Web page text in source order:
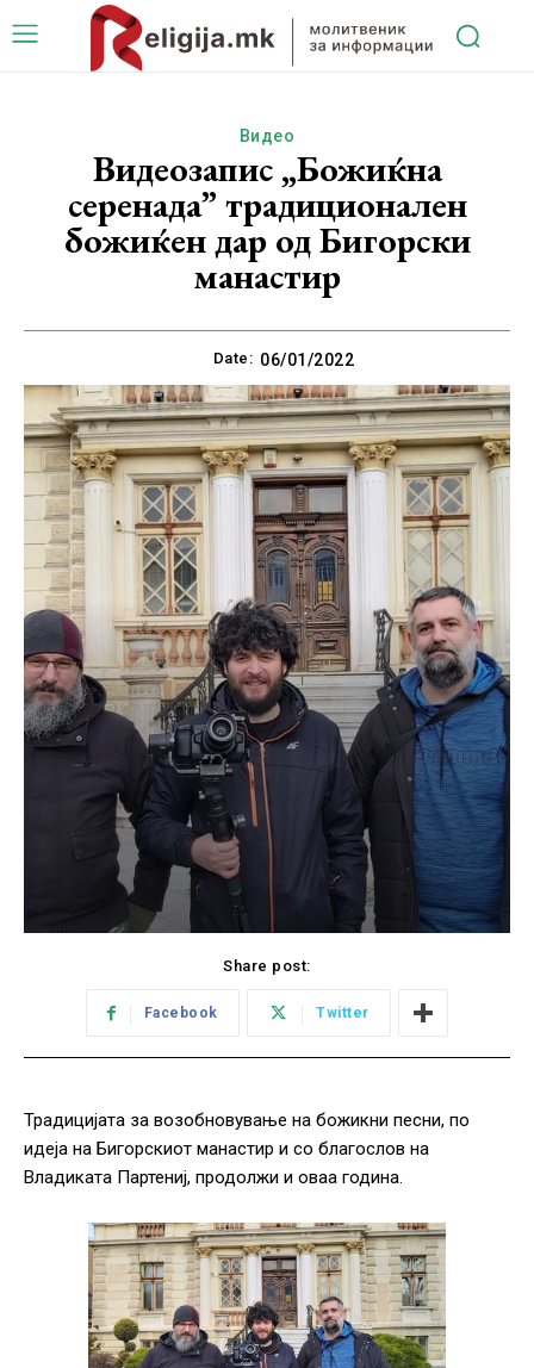
Видео
Видеозапис „Божиќна
серенада” традиционален
божиќен дар од Бигорски
манастир
Date: 06/01/2022
Share post:
Facebook Twitter
Традицијата за возобновување на божикни песни, по
идеја на Бигорскиот манастир и со благослов на
Владиката Партениј, продолжи и оваа година.